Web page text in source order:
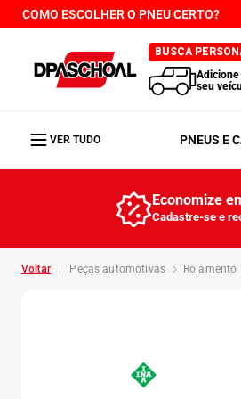
COMO ESCOLHER O PNEU CERTO?
BUSCA
Adicione
seu
VER TUDO PNEUS E
Economize
Cadastre-se e
peças automotivas rolamento